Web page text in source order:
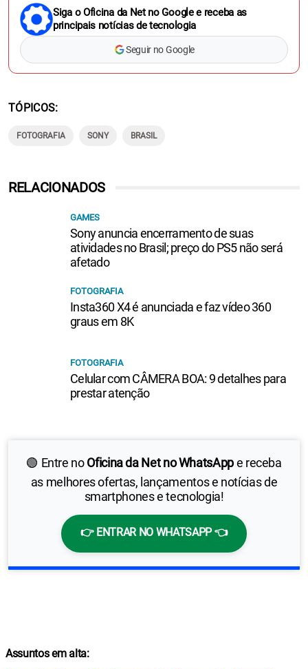
Siga o Oficina da Net no Google e receba as
principais notícias de tecnologia
Seguir no Google
TÓPICOS
FOTOGRAFIA SONY BRASIL
🟢 Entre noOficina da Net no WhatsAppe receba
as melhores ofertas, lançamentos e notícias de
smartphones e tecnologia!
👉 ENTRAR NO WHATSAPP 👈
RELACIONADOS
GAMES
Sony anuncia encerramento de suas
atividades no Brasil; preço do PS5 não será
afetado
FOTOGRAFIA
Insta360 X4 é anunciada e faz vídeo 360
graus em 8K
FOTOGRAFIA
Celular com CÂMERA BOA: 9 detalhes para
prestar atenção
Assuntos em alta: